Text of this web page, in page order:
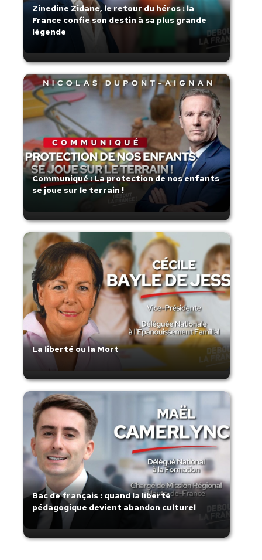
Zinedine Zidane, le retour du héros : la
France confie son destin à sa plus grande
légende
Communiqué : La protection de nos enfants
se joue sur le terrain !
La liberté ou la Mort
Bac de français : quand la liberté
pédagogique devient abandon culturel